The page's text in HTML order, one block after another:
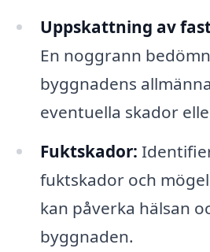
Uppskattning av
En noggrann
byggnadens
eventuella skador
Fuktskador:
fuktskador och
kan påverka hälsan
byggnaden.